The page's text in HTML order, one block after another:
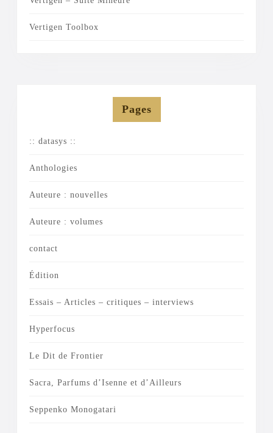
Vertigen Toolbox
Pages
:: datasys ::
Anthologies
Auteure : nouvelles
Auteure : volumes
contact
Édition
Essais – Articles – critiques – interviews
Hyperfocus
Le Dit de Frontier
Sacra, Parfums d’Isenne et d’Ailleurs
Seppenko Monogatari